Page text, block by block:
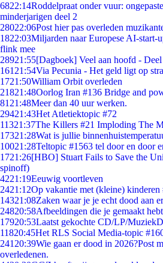
6822:14Roddelpraat onder vuur:
minderjarigen deel 2
28022:06Post hier pas overleden
1822:03Miljarden naar Europese AI-start-
flink mee
28921:55[Dagboek] Veel aan hoofd -
161 21:54Via Pecunia - Het geld ligt op
1721:50William Orbit overleden
21821:48Oorlog Iran #136 Bridge and
81 21:48Meer dan 40 uur werken.
29421:43Het Atletiektopic #72
11321:37The Killers #21 Imploding The
17321:28Wat is jullie
10021:28Teltopic #1563 tel door en door
1721:26[HBO] Stuart Fails to Save the
spinoff)
4221:19Eeuwig voortleven
2421:12Op vakantie met (kleine) kinderen
14321:08Zaken waar je je echt dood aan
24820:58Afbeeldingen die je gemaakt
17920:53Laatst gekochte CD/LP/
11820:45Het RLS Social Media-topic
241 20:39Wie gaan er dood in 2026?Post
overledenen.